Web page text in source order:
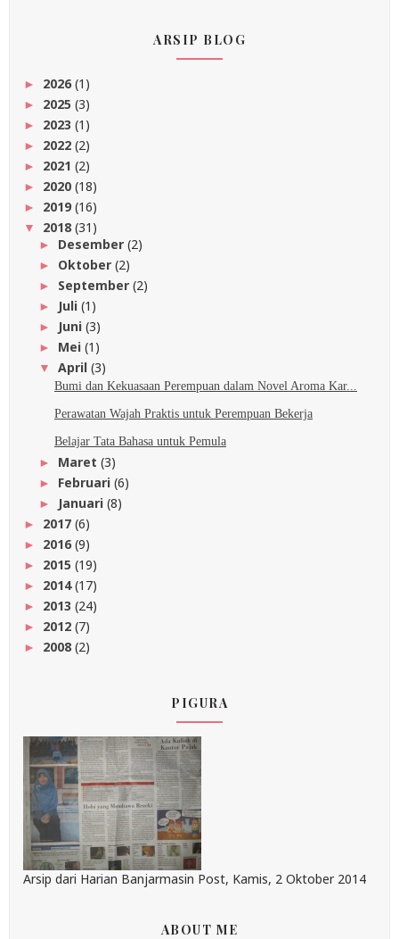
ARSIP BLOG
► 2026(1)
► 2025 (3)
► 2023 (1)
► 2022 (2)
► 2021 (2)
► 2020 (18)
► 2019(16)
▼ 2018 (31)
► Desember (2)
► Oktober (2)
► September (2)
► Juli (1)
► Juni (3)
► Mei (1)
▼ April (3)
Bumi dan Kekuasaan Perempuan dalam Novel Aroma Kar...
Perawatan Wajah Praktis untuk Perempuan Bekerja
Belajar Tata Bahasa untuk Pemula
► Maret (3)
► Februari (6)
► Januari (8)
► 2017 (6)
► 2016(9)
► 2015 (19)
► 2014(17)
► 2013 (24)
► 2012 (7)
► 2008 (2)
PIGURA
Arsip dari Harian Banjarmasin Post, Kamis, 2 Oktober 2014
ABOUT ME